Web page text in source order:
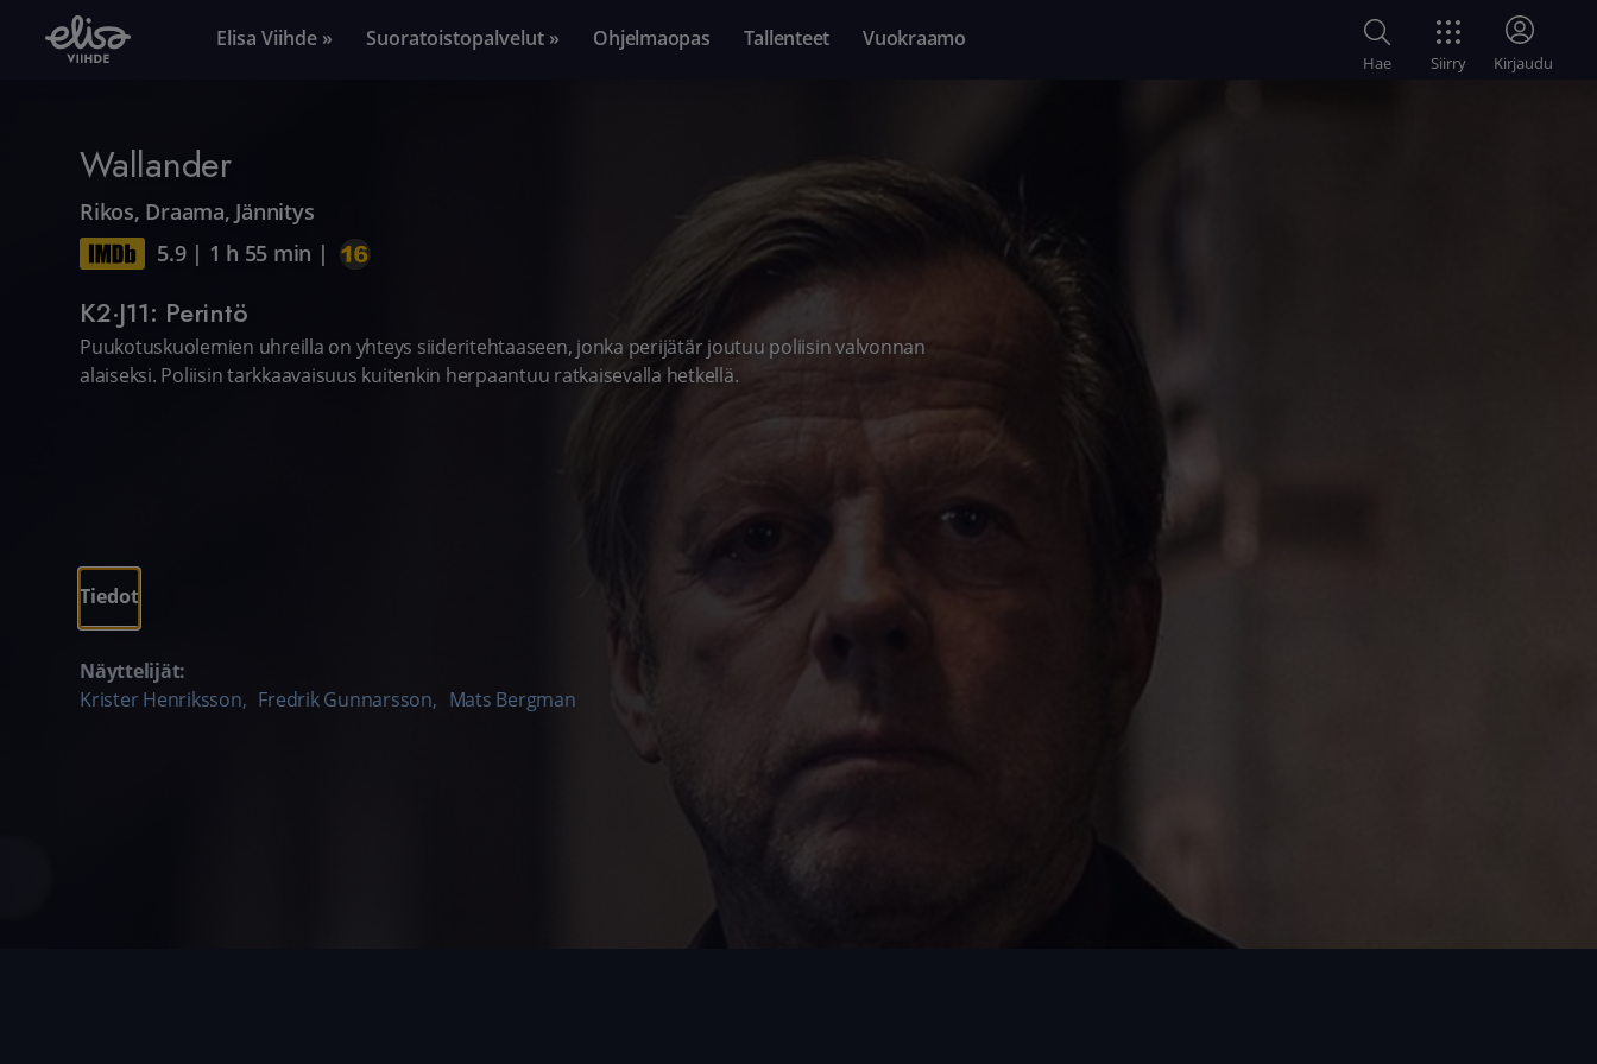
Elisa Viihde » Suoratoistopalvelut » Ohjelmaopas Tallenteet Vuokraamo
Hae Siirry Kirjaudu
Wallander
Rikos, Draama, Jännitys
5.9| 1 h 55 min |
K2·J11: Perintö
Puukotuskuolemien uhreilla on yhteys siideritehtaaseen, jonka perijätär joutuu poliisin valvonnan
alaiseksi. Poliisin tarkkaavaisuus kuitenkin herpaantuu ratkaisevalla hetkellä.
Tiedot
Näyttelijät:
Krister Henriksson, Fredrik Gunnarsson, Mats Bergman